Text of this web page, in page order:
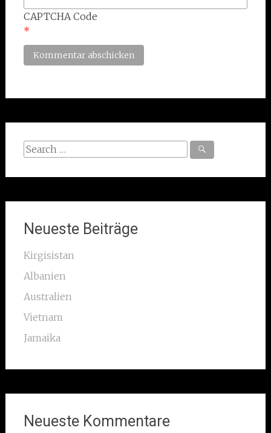
CAPTCHA Code
*
Search
Neueste Beiträge
Kirgisistan
Albanien
Australien
Vietnam
Jamaika
Neueste Kommentare